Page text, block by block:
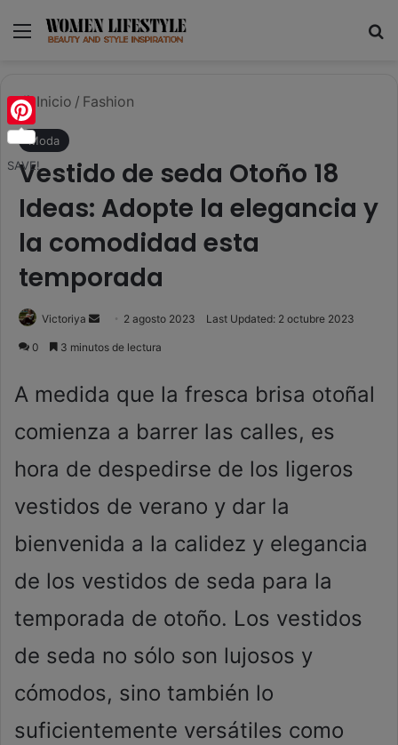
Menú
Inicio / Fashion
Moda
Vestido de seda Otoño 18
Ideas: Adopte la elegancia y
la comodidad esta
temporada
Victoriya
Send 2 agosto 2023 Last Updated: 2 octubre 2023
0 3 minutos de lectura
A medida que la fresca brisa otoñal
comienza a barrer las calles, es
hora de despedirse de los ligeros
vestidos de verano y dar la
bienvenida a la calidez y elegancia
de los vestidos de seda para la
temporada de otoño. Los vestidos
de seda no sólo son lujosos y
cómodos, sino también lo
suficientemente versátiles como
Pinterest
SAVE!